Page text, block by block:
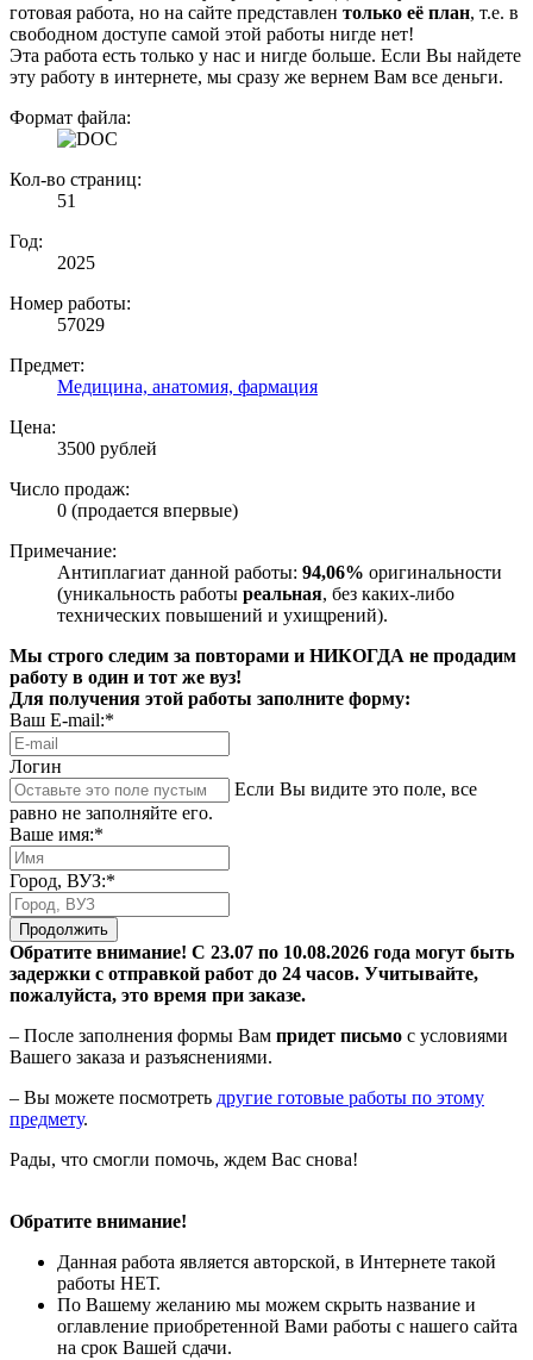
готовая работа, но на сайте представлен только её план, т.е. в
свободном доступе самой этой работы нигде нет!
Эта работа есть только у нас и нигде больше. Если Вы найдете
эту работу в интернете, мы сразу же вернем Вам все деньги.
Формат файла:
Кол-во страниц:
51
Год:
2025
Номер работы:
57029
Предмет:
Медицина, анатомия, фармация
Цена:
3500 рублей
Число продаж:
0 (продается впервые)
Примечание:
Антиплагиат данной работы: 94,06% оригинальности
(уникальность работы реальная, без каких-либо
технических повышений и ухищрений).
Мы строго следим за повторами и НИКОГДА не продадим
работу в один и тот же вуз!
Для получения этой работы заполните форму:
Ваш E-mail:*
Логин
Если Вы видите это поле, все
равно не заполняйте его.
Ваше имя:*
Город, ВУЗ:*
Продолжить
Обратите внимание! С 23.07 по 10.08.2026 года могут быть
задержки с отправкой работ до 24 часов. Учитывайте,
пожалуйста, это время при заказе.
– После заполнения формы Вам придет письмо с условиями
Вашего заказа и разъяснениями.
– Вы можете посмотреть другие готовые работы по этому
предмету.
Рады, что смогли помочь, ждем Вас снова!
Обратите внимание!
Данная работа является авторской, в Интернете такой
работы НЕТ.
По Вашему желанию мы можем скрыть название и
оглавление приобретенной Вами работы с нашего сайта
на срок Вашей сдачи.